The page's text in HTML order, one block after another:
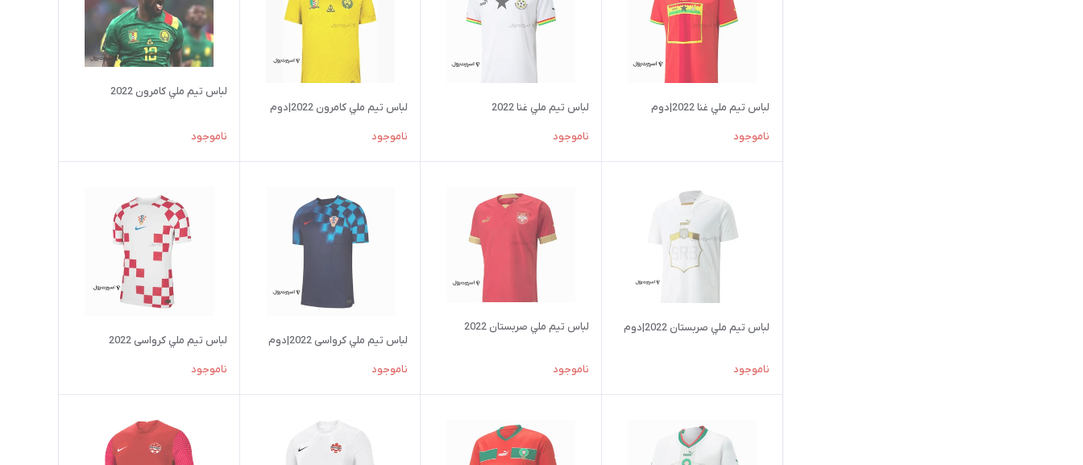
لباس تيم ملي غنا 2022|دوم
ناموجود
لباس تيم ملي غنا 2022
ناموجود
لباس تيم ملي کامرون 2022|دوم
ناموجود
لباس تيم ملي کامرون 2022
ناموجود
لباس تيم ملي صربستان 2022|دوم
ناموجود
لباس تيم ملي صربستان 2022
ناموجود
لباس تيم ملي کرواسی 2022|دوم
ناموجود
لباس تيم ملي کرواسی 2022
ناموجود